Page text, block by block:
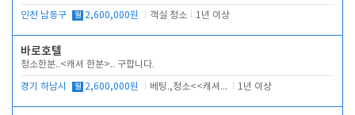
인천 남동구 월 2,600,000원 객실 청소 1년 이상
바로호텔
청소한분..<캐셔 한분>.. 구합니다.
경기 하남시 월 2,600,000원 베팅.,청소<<캐셔 모셔봅니다. 1년 이상